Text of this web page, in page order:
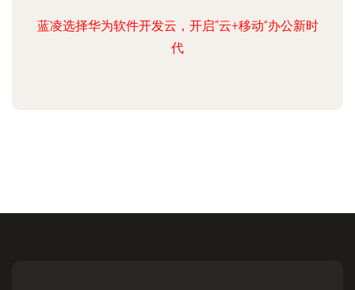
蓝凌选择华为软件开发云，开启“云+移动”办公新时
代